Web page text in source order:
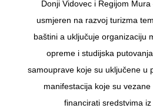
Donji Vidovec i Regijom
usmjeren na razvoj turizma
baštini a uključuje organizaciju
opreme i studijska
samouprave koje su uključene u
manifestacija koje su
financirati sredstvima iz